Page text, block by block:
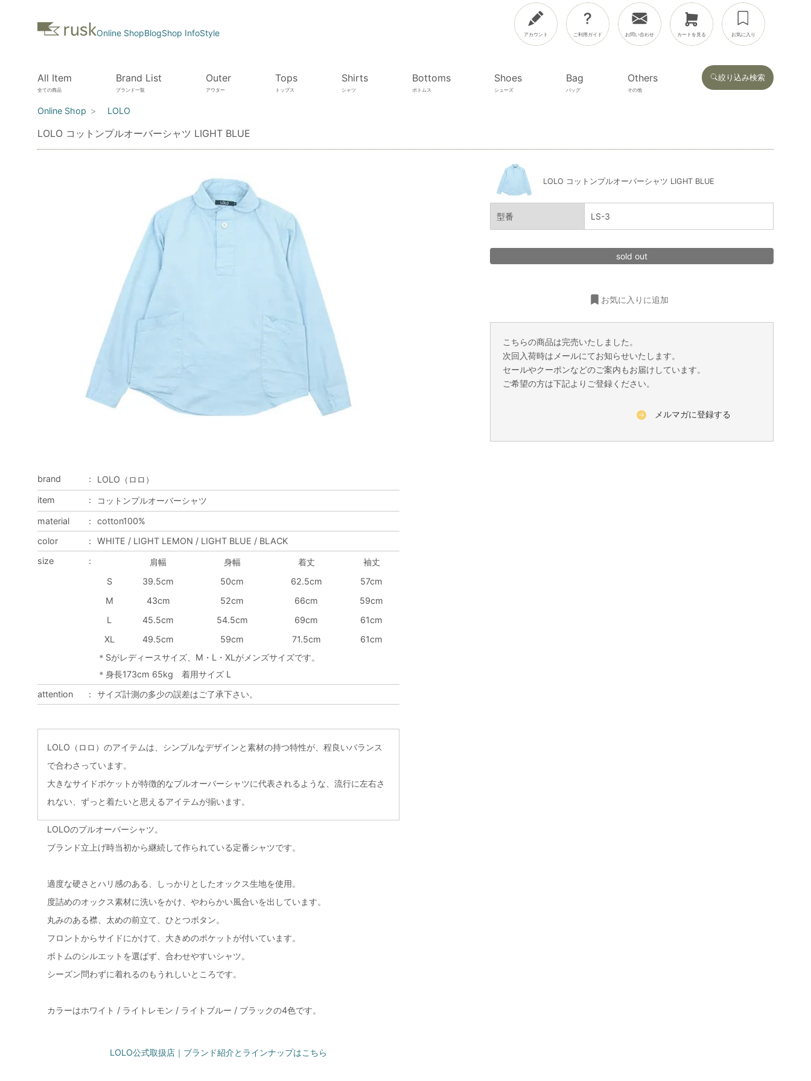
Online ShopBlogShop InfoStyle アカウント ご利用ガイド お問い合わせ カートを見る お気に入り
All Item
全ての商品
Brand List
ブランド一覧
Outer
アウター
Tops
トップス
Shirts
シャツ
Bottoms
ボトムス
Shoes
シューズ
Bag
バッグ
Others
その他
絞り込み検索
Online Shop LOLO
LOLO コットンプルオーバーシャツ LIGHT BLUE
LOLO コットンプルオーバーシャツ LIGHT BLUE
型番 LS-3
sold out
お気に入りに追加
こちらの商品は完売いたしました。
次回入荷時はメールにてお知らせいたします。
セールやクーポンなどのご案内もお届けしています。
ご希望の方は下記よりご登録ください。
メルマガに登録する
LOLOのプルオーバーシャツ。
ブランド立上げ時当初から継続して作られている定番シャツです。
適度な硬さとハリ感のある、しっかりとしたオックス生地を使用。
度詰めのオックス素材に洗いをかけ、やわらかい風合いを出しています。
丸みのある襟、太めの前立て、ひとつボタン。
フロントからサイドにかけて、大きめのポケットが付いています。
ボトムのシルエットを選ばず、合わせやすいシャツ。
シーズン問わずに着れるのもうれしいところです。
カラーはホワイト / ライトレモン / ライトブルー / ブラックの4色です。
LOLO公式取扱店｜ブランド紹介とラインナップはこちら
LOLO（ロロ）のアイテムは、シンプルなデザインと素材の持つ特性が、程良いバランス
で合わさっています。
大きなサイドポケットが特徴的なプルオーバーシャツに代表されるような、流行に左右さ
れない、ずっと着たいと思えるアイテムが揃います。
brand ：
LOLO（ロロ）
item
：
コットンプルオーバーシャツ
material
：
cotton100%
color
：
WHITE / LIGHT LEMON / LIGHT BLUE / BLACK
size
： 肩幅 身幅 着丈
袖丈
S
39.5cm 50cm 62.5cm
57cm
M
43cm 52cm 66cm
59cm
L
45.5cm 54.5cm 69cm
61cm
XL
49.5cm 59cm 71.5cm
61cm
＊Sがレディースサイズ、M・L・XLがメンズサイズです。
＊身長173cm 65kg 着用サイズ L
attention
： サイズ計測の多少の誤差はご了承下さい。